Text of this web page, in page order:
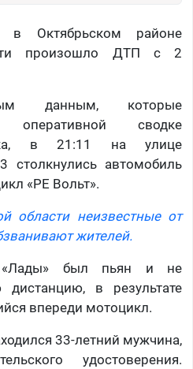
Октябрьском районе
произошло ДТП с 2
данным, которые
сводке
в 21:11 на улице
столкнулись автомобиль
«РЕ Вольт».
области неизвестные от
жителей.
«Лады» был пьян и не
дистанцию, в результате
впереди мотоцикл.
33-летний мужчина,
удостоверения.